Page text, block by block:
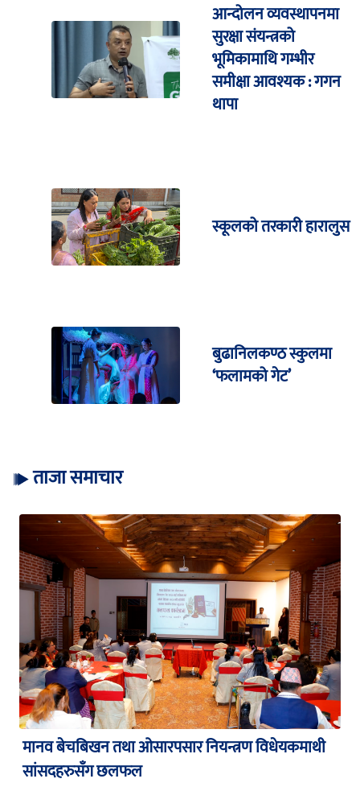
आन्दोलन व्यवस्थापनमा
सुरक्षा संयन्त्रको
भूमिकामाथि गम्भीर
समीक्षा आवश्यक : गगन
थापा
स्कूलको तरकारी हारालुस
बुढानिलकण्ठ स्कुलमा
‘फलामको गेट’
ताजा समाचार
मानव बेचबिखन तथा ओसारपसार नियन्त्रण विधेयकमाथी
सांसदहरुसँग छलफल